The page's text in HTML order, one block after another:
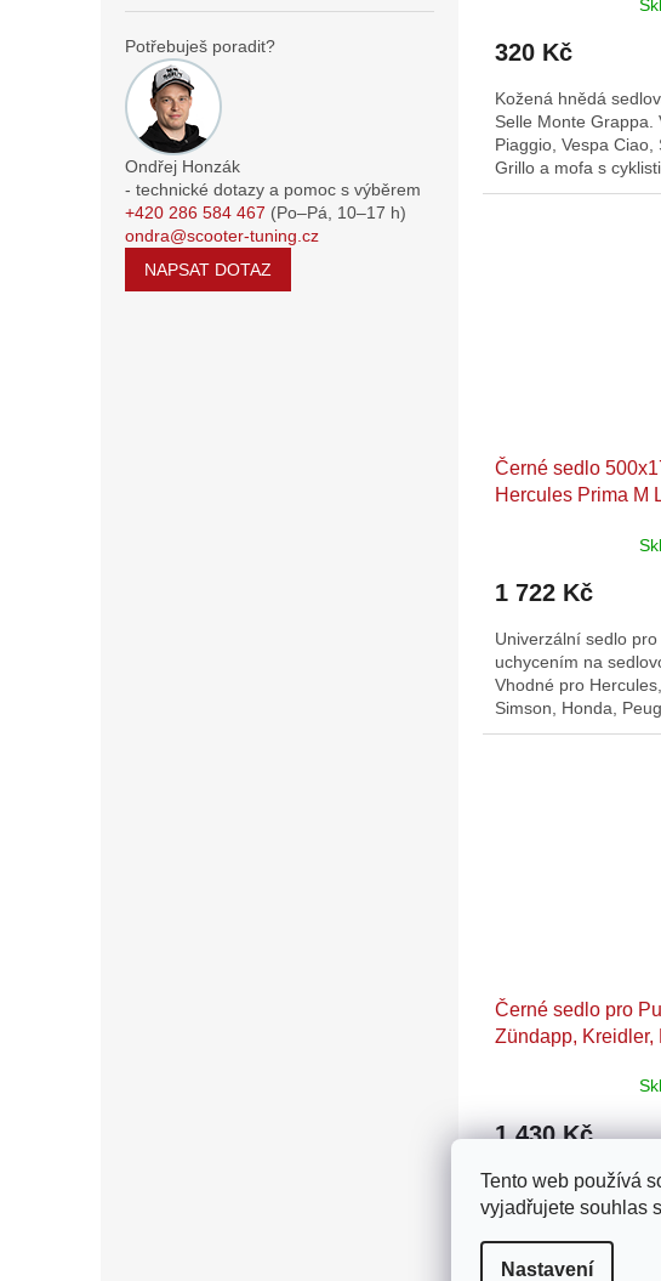
Tento web používá
vyjadřujete souhlas
Nastavení
Potřebuješ poradit?
Ondřej Honzák
- technické dotazy a pomoc s výběrem
+420 286 584 467 (Po–Pá, 10–17 h)
ondra@scooter-tuning.cz
NAPSAT DOTAZ
Si, Bravo, Boxer,
320 Kč
Kožená hnědá
Selle Monte Grappa.
Piaggio, Vespa Ciao,
Grillo a mofa s
Černé sedlo
Hercules Prima M
1 722 Kč
Univerzální sedlo
uchycením na
Vhodné pro
Simson, Honda,
držáku.
Černé sedlo pro
Zündapp, Kreidler,
1 430 Kč
Komfortní sedlo
pro mnoho modelů
a Hercules. Více na